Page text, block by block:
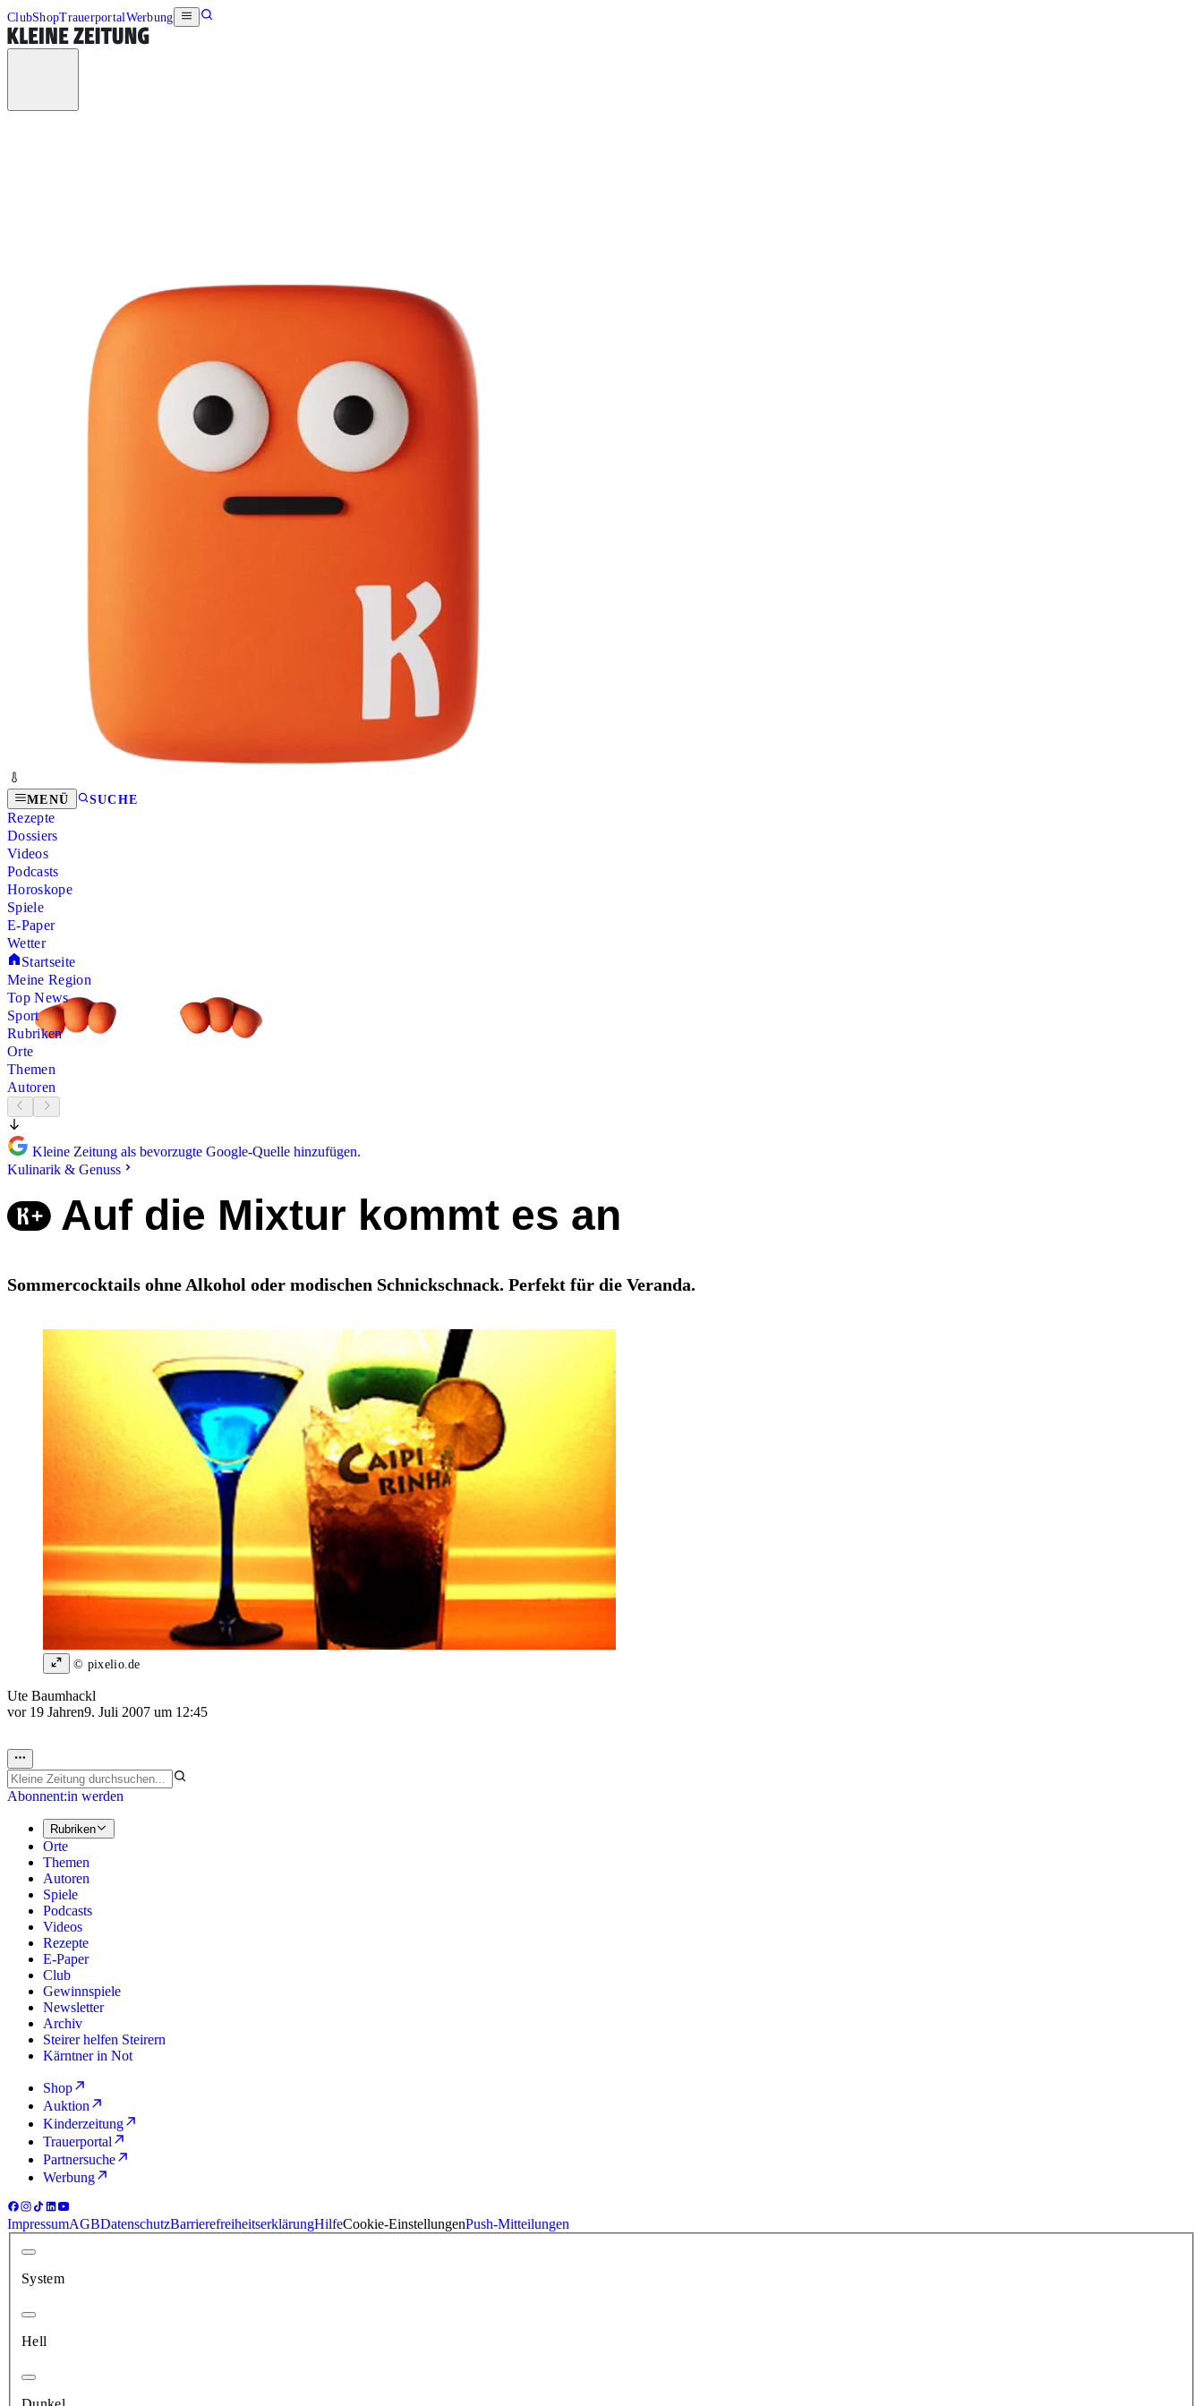
ClubShopTrauerportalWerbung
MENÜ SUCHE
Rezepte
Dossiers
Videos
Podcasts
Horoskope
Spiele
E-Paper
Wetter
Startseite
Meine Region
Top News
Sport
Rubriken
Orte
Themen
Autoren
Kleine Zeitung als bevorzugte Google-Quelle hinzufügen.
Kulinarik & Genuss
Auf die Mixtur kommt es an
Sommercocktails ohne Alkohol oder modischen Schnickschnack. Perfekt für die Veranda.
© pixelio.de
Ute Baumhackl
vor 19 Jahren9. Juli 2007 um 12:45
Abonnent:in werden
Rubriken
Orte
Themen
Autoren
Spiele
Podcasts
Videos
Rezepte
E-Paper
Club
Gewinnspiele
Newsletter
Archiv
Steirer helfen Steirern
Kärntner in Not
Shop
Auktion
Kinderzeitung
Trauerportal
Partnersuche
Werbung
ImpressumAGBDatenschutzBarrierefreiheitserklärungHilfeCookie-EinstellungenPush-Mitteilungen
System
Hell